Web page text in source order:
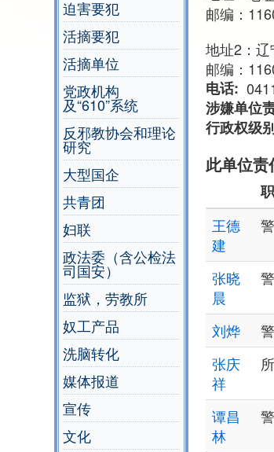
迫害要犯
活摘要犯
活摘单位
党政机构
及“610”系统
反邪教协会和理论
研究
大型国企
共青团
妇联
政法委（含公检法
司国安）
监狱，劳教所
奴工产品
洗脑转化
媒体报道
宣传
文化
邮编：
地址2：
邮编：
电话
涉嫌单位
行政权级
此单位责
王德
建
张晓
晨
刘烨
张庆
祥
谭昌
林